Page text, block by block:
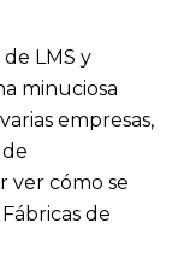
LMS y
minuciosa
empresas,
ver cómo se
de